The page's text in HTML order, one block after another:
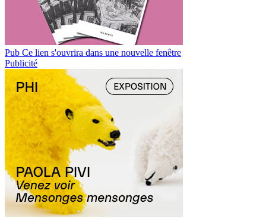
Pub Ce lien s'ouvrira dans une nouvelle fenêtre
Publicité